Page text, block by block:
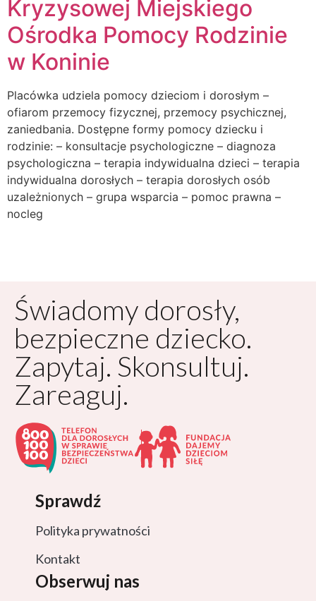
Kryzysowej Miejskiego
Ośrodka Pomocy Rodzinie
w Koninie
Placówka udziela pomocy dzieciom i dorosłym –
ofiarom przemocy fizycznej, przemocy psychicznej,
zaniedbania. Dostępne formy pomocy dziecku i
rodzinie: – konsultacje psychologiczne – diagnoza
psychologiczna – terapia indywidualna dzieci – terapia
indywidualna dorosłych – terapia dorosłych osób
uzależnionych – grupa wsparcia – pomoc prawna –
nocleg
Świadomy dorosły,
bezpieczne dziecko.
Zapytaj. Skonsultuj.
Zareaguj.
Sprawdź
Polityka prywatności
Kontakt
Obserwuj nas